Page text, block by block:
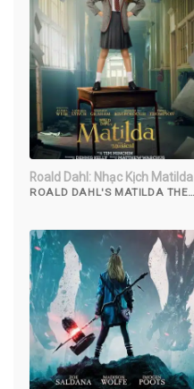
Roald Dahl: Nhạc Kịch Matilda
ROALD DAHL'S MATILDA THE